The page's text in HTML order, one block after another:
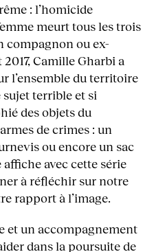
: l’homicide
meurt tous les trois
compagnon ou ex-
Camille Gharbi a
l’ensemble du territoire
sujet terrible et si
des objets du
de crimes : un
ou encore un sac
avec cette série
à réfléchir sur notre
rapport à l’image.
et un accompagnement
dans la poursuite de